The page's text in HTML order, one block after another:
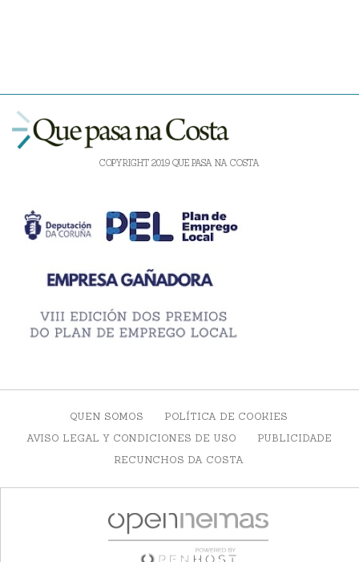
COPYRIGHT 2019 QUE PASA NA COSTA
QUEN SOMOS
POLÍTICA DE COOKIES
AVISO LEGAL Y CONDICIONES DE USO
PUBLICIDADE
RECUNCHOS DA COSTA